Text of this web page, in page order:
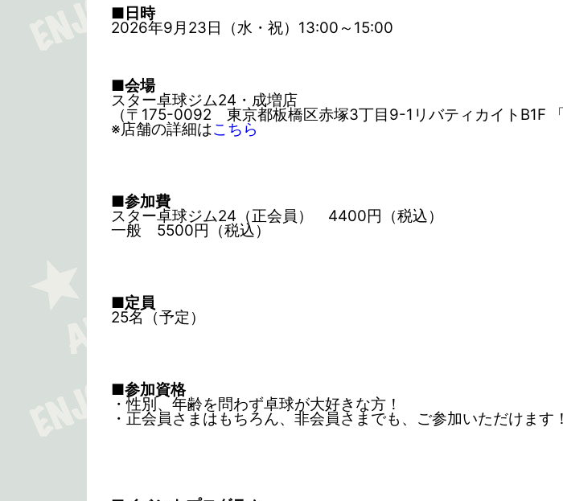
■日時
2026年9月23日（水・祝）13:00～15:00
■会場
スター卓球ジム24・成増店
（〒175-0092 東京都板橋区赤塚3丁目9-1リバティカイトB1F 「
※店舗の詳細はこちら
■参加費
スター卓球ジム24（正会員） 4400円（税込）
一般 5500円（税込）
■定員
25名（予定）
■参加資格
・性別、年齢を問わず卓球が大好きな方！
・正会員さまはもちろん、非会員さまでも、ご参加いただけます！